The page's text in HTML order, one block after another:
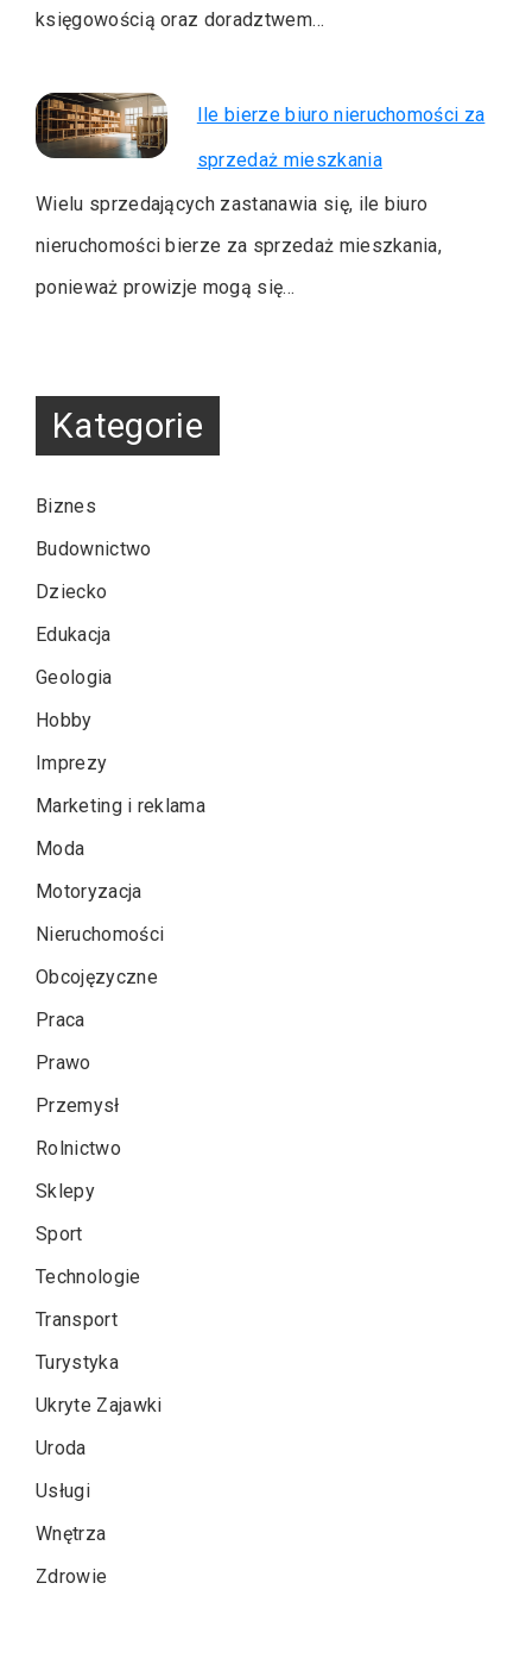
księgowością oraz doradztwem…
Ile bierze biuro nieruchomości za
sprzedaż mieszkania
Wielu sprzedających zastanawia się, ile biuro
nieruchomości bierze za sprzedaż mieszkania,
ponieważ prowizje mogą się…
Kategorie
Biznes
Budownictwo
Dziecko
Edukacja
Geologia
Hobby
Imprezy
Marketing i reklama
Moda
Motoryzacja
Nieruchomości
Obcojęzyczne
Praca
Prawo
Przemysł
Rolnictwo
Sklepy
Sport
Technologie
Transport
Turystyka
Ukryte Zajawki
Uroda
Usługi
Wnętrza
Zdrowie